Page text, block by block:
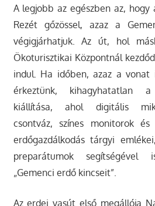
A legjobb az egészben az,
Rezét gőzössel, azaz a
végigjárhatjuk. Az út, hol
Ökoturisztikai Központnál
indul. Ha időben, azaz a vonat
érkeztünk, kihagyhatatlan
kiállítása, ahol digitális
csontváz, színes monitorok
erdőgazdálkodás tárgyi
preparátumok
„Gemenci erdő kincseit”.
Az erdei vasút első megállója